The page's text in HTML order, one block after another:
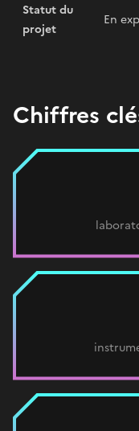
Statut du
projet
En
Chiffres